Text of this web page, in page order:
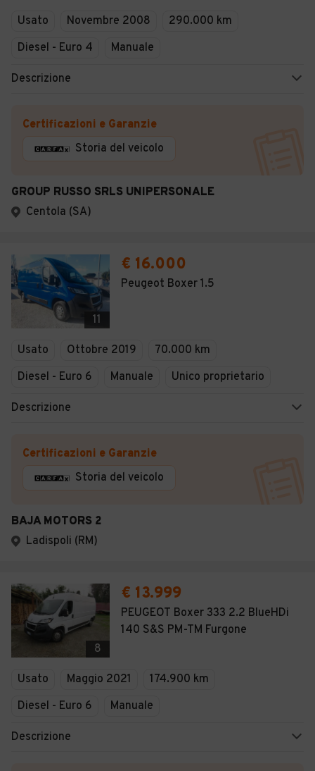
Usato Novembre 2008
290.000 km
Diesel - Euro 4
Manuale
Descrizione
Certificazioni e Garanzie
Storia del veicolo
GROUP RUSSO SRLS UNIPERSONALE
Centola (SA)
11
€ 16.000
Peugeot Boxer 1.5
Usato Ottobre 2019
70.000 km
Diesel - Euro 6
Manuale Unico proprietario
Descrizione
Certificazioni e Garanzie
Storia del veicolo
BAJA MOTORS 2
Ladispoli (RM)
8
€ 13.999
PEUGEOT Boxer 333 2.2 BlueHDi
140 S&S PM-TM Furgone
Usato Maggio 2021
174.900 km
Diesel - Euro 6
Manuale
Descrizione